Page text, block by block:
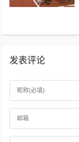
发表评论